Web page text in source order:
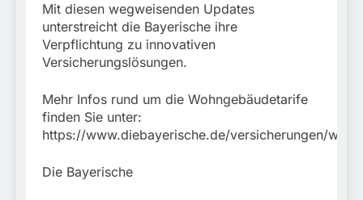
Mit diesen wegweisenden Updates
unterstreicht die Bayerische ihre
Verpflichtung zu innovativen
Versicherungslösungen.
Mehr Infos rund um die Wohngebäudetarife
finden Sie unter:
https://www.diebayerische.de/versicherungen/
Die Bayerische